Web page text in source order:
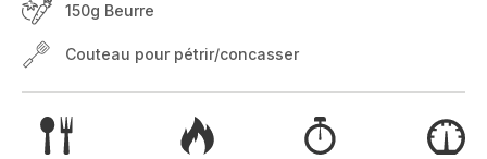
150g Beurre
Couteau pour pétrir/concasser